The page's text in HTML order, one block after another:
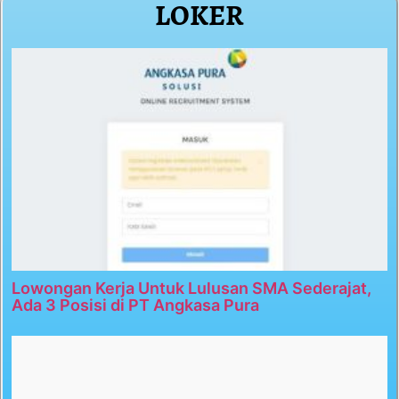
LOKER
Lowongan Kerja Untuk Lulusan SMA Sederajat,
Ada 3 Posisi di PT Angkasa Pura